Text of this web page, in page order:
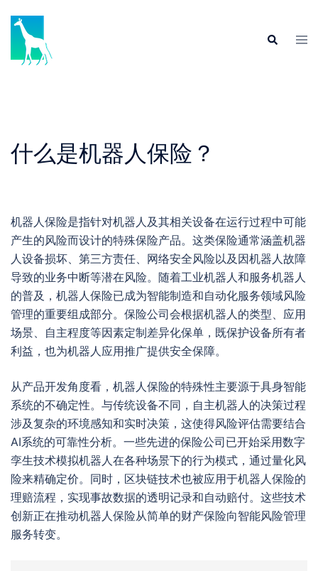
content
Search
什么是机器人保险？
机器人保险是指针对机器人及其相关设备在运行过程中可能
产生的风险而设计的特殊保险产品。这类保险通常涵盖机器
人设备损坏、第三方责任、网络安全风险以及因机器人故障
导致的业务中断等潜在风险。随着工业机器人和服务机器人
的普及，机器人保险已成为智能制造和自动化服务领域风险
管理的重要组成部分。保险公司会根据机器人的类型、应用
场景、自主程度等因素定制差异化保单，既保护设备所有者
利益，也为机器人应用推广提供安全保障。
从产品开发角度看，机器人保险的特殊性主要源于具身智能
系统的不确定性。与传统设备不同，自主机器人的决策过程
涉及复杂的环境感知和实时决策，这使得风险评估需要结合
AI系统的可靠性分析。一些先进的保险公司已开始采用数字
孪生技术模拟机器人在各种场景下的行为模式，通过量化风
险来精确定价。同时，区块链技术也被应用于机器人保险的
理赔流程，实现事故数据的透明记录和自动赔付。这些技术
创新正在推动机器人保险从简单的财产保险向智能风险管理
服务转变。